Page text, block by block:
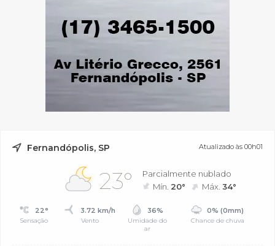
Fernandópolis, SP Atualizado às 00h01
23°
Parcialmente nublado
Mín. 20° Máx.34°
22°
Sensação
3.72 km/h
Vento
36%
Umidade do
ar
0% (0mm)
Chance de chuva